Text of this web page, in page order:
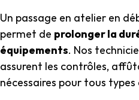
Un passage en atelier en
permet de prolonger la
équipements. Nos
assurent les contrôles,
nécessaires pour tous types